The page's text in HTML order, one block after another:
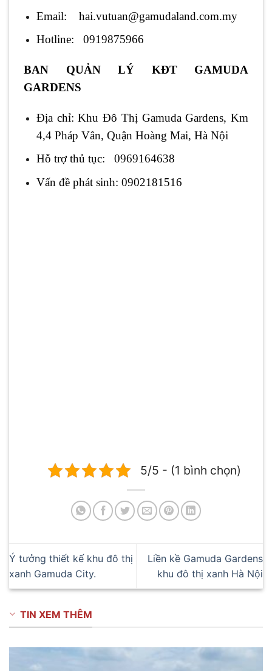
Email: hai.vutuan@gamudaland.com.my
Hotline: 0919875966
BAN QUẢN LÝ KĐT GAMUDA
GARDENS
Địa chỉ: Khu Đô Thị Gamuda Gardens, Km
4,4 Pháp Vân, Quận Hoàng Mai, Hà Nội
Hỗ trợ thủ tục: 0969164638
Vấn đề phát sinh: 0902181516
5/5 - (1 bình chọn)
Ý tưởng thiết kế khu đô thị
xanh Gamuda City.
Liền kề Gamuda Gardens
khu đô thị xanh Hà Nội
TIN XEM THÊM